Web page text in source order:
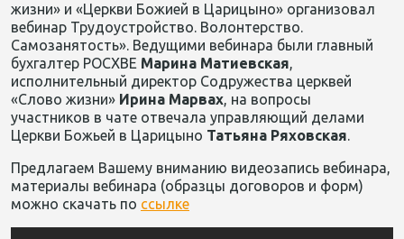
жизни» и «Церкви Божией в Царицыно» организовал
вебинар Трудоустройство. Волонтерство.
Самозанятость». Ведущими вебинара были главный
бухгалтер РОСХВЕ Марина Матиевская,
исполнительный директор Содружества церквей
«Слово жизни» Ирина Марвах, на вопросы
участников в чате отвечала управляющий делами
Церкви Божьей в Царицыно Татьяна Ряховская.
Предлагаем Вашему вниманию видеозапись вебинара,
материалы вебинара (образцы договоров и форм)
можно скачать по ссылке